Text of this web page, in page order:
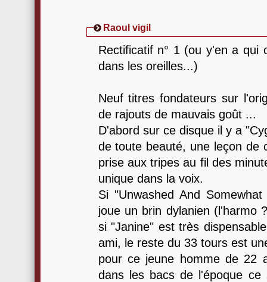
Raoul vigil
Rectificatif n° 1 (ou y'en a qui
dans les oreilles...)
Neuf titres fondateurs sur
de rajouts de mauvais goût ...
D'abord sur ce disque il y a
de toute beauté, une leçon de
prise aux tripes au fil des
unique dans la voix.
Si "Unwashed And
joue un brin dylanien (l'harmo
si "Janine" est très
ami, le reste du 33 tours est
pour ce jeune homme de 22
dans les bacs de l'époque